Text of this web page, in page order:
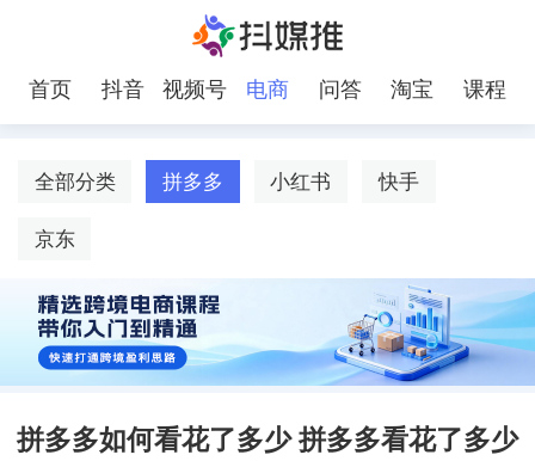
首页 抖音 视频号 电商 问答 淘宝 课程
全部分类 拼多多 小红书 快手
京东
拼多多如何看花了多少 拼多多看花了多少